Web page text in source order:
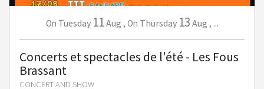
On Tuesday 11Aug , On Thursday 13 Aug , ...
Concerts et spectacles de l'été - Les Fous
Brassant
CONCERT AND SHOW